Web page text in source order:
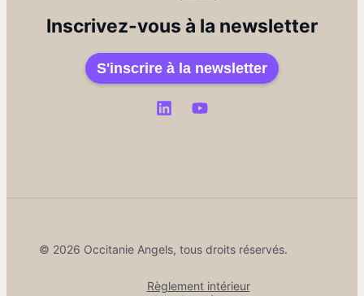
Inscrivez-vous à la newsletter
S'inscrire à la newsletter
© 2026 Occitanie Angels, tous droits réservés.
Règlement intérieur